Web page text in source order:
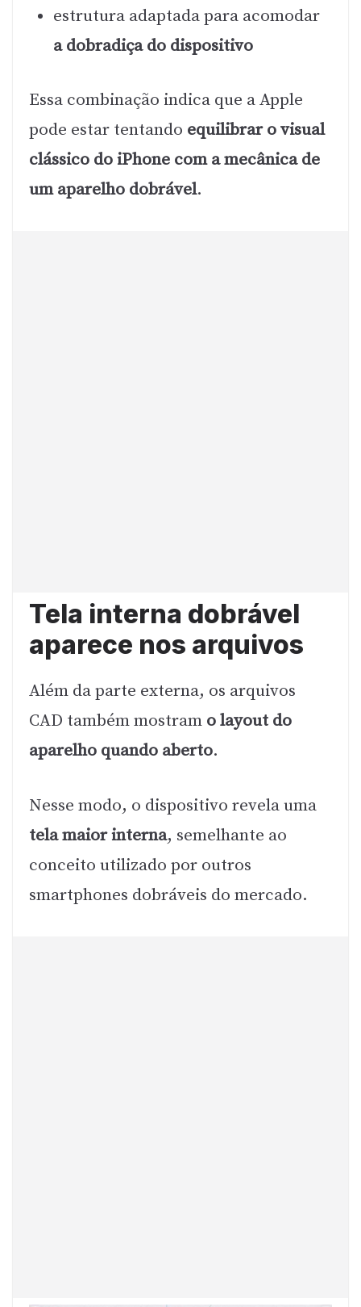
estrutura adaptada para acomodar
a dobradiça do dispositivo
Essa combinação indica que a Apple
pode estar tentando equilibrar o visual
clássico do iPhone com a mecânica de
um aparelho dobrável.
Tela interna dobrável
aparece nos arquivos
Além da parte externa, os arquivos
CAD também mostram o layout do
aparelho quando aberto.
Nesse modo, o dispositivo revela uma
tela maior interna, semelhante ao
conceito utilizado por outros
smartphones dobráveis do mercado.